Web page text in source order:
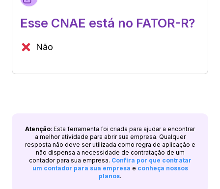
Esse CNAE está no FATOR-R?
Não
Atenção: Esta ferramenta foi criada para ajudar a encontrar
a melhor atividade para abrir sua empresa. Qualquer
resposta não deve ser utilizada como regra de aplicação e
não dispensa a necessidade de contratação de um
contador para sua empresa. Confira por que contratar
um contador para sua empresa e conheça nossos
planos.